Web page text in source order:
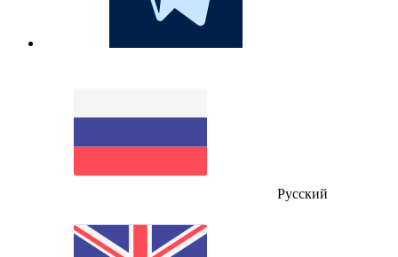
Русский